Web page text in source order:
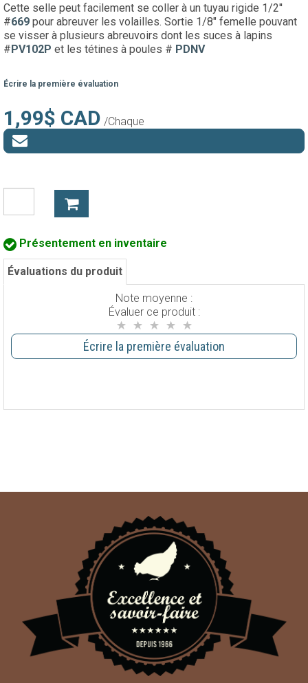
Cette selle peut facilement se coller à un tuyau rigide 1/2''
#669 pour abreuver les volailles. Sortie 1/8" femelle pouvant
se visser à plusieurs abreuvoirs dont les suces à lapins
#PV102P et les tétines à poules # PDNV
Écrire la première évaluation
1,99$ CAD /Chaque
Présentement en inventaire
Évaluations du produit
Note moyenne :
Évaluer ce produit :
Écrire la première évaluation